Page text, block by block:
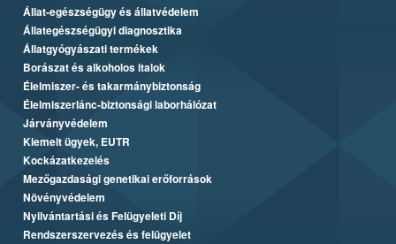
Állat-egészségügy és állatvédelem
Állategészségügyi diagnosztika
Állatgyógyászati termékek
Borászat és alkoholos italok
Élelmiszer- és takarmánybiztonság
Élelmiszerlánc-biztonsági laborhálózat
Járványvédelem
Kiemelt ügyek, EUTR
Kockázatkezelés
Mezőgazdasági genetikai erőforrások
Növényvédelem
Nyilvántartási és Felügyeleti Díj
Rendszerszervezés és felügyelet